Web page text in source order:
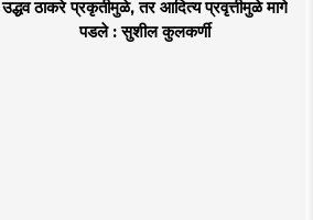
उद्धव ठाकरे प्रकृतीमुळे, तर आदित्य प्रवृत्तीमुळे मागे
पडले : सुशील कुलकर्णी